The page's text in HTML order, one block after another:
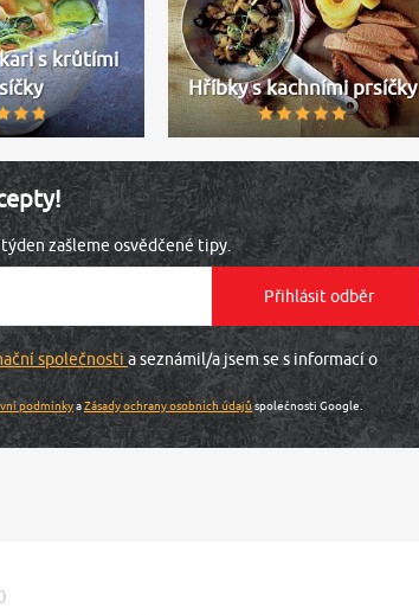
s krůtími
Hříbky s kachními prsíčky
zašleme osvědčené tipy.
společnosti a seznámil/a jsem se s informací o
podmínkyaZásady ochrany osobních údajůspolečnosti Google.